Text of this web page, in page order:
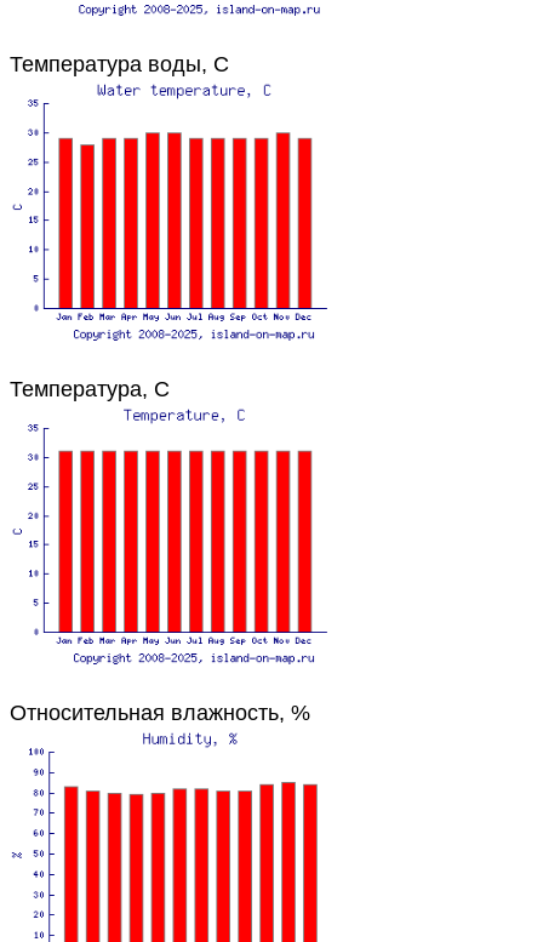
Температура воды, C
Температура, C
Относительная влажность, %